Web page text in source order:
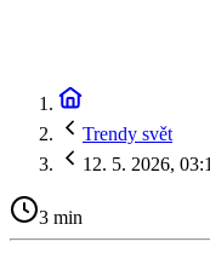
Trendy svět
12. 5. 2026,
3 min